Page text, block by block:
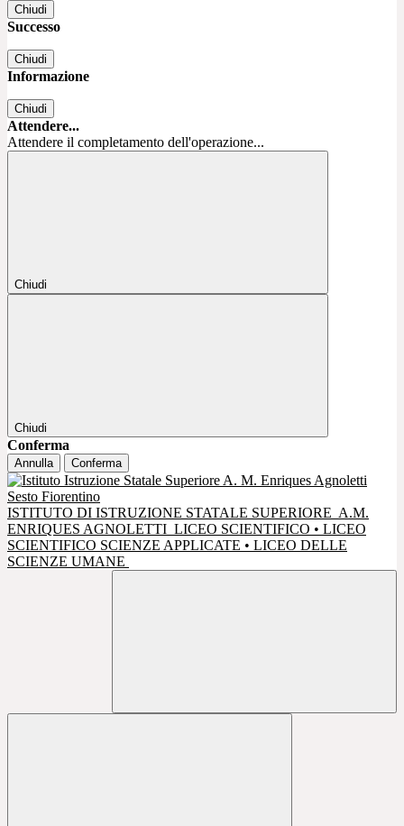
Chiudi
Successo
Chiudi
Informazione
Chiudi
Attendere...
Attendere il completamento dell'operazione...
Chiudi
Chiudi
Conferma
Annulla Conferma
ISTITUTO DI ISTRUZIONE STATALE SUPERIORE A.M.
ENRIQUES AGNOLETTI LICEO SCIENTIFICO • LICEO
SCIENTIFICO SCIENZE APPLICATE • LICEO DELLE
SCIENZE UMANE